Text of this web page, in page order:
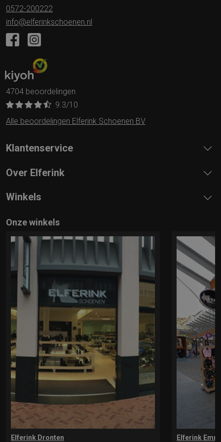
0572-200222
info@elferinkschoenen.nl
4704 beoordelingen
9.3/10
Alle beoordelingen Elferink Schoenen BV
Klantenservice
Over Elferink
Winkels
Onze winkels
Elferink Dronten Elferink